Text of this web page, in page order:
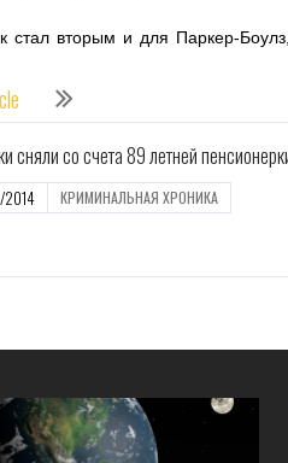
вторым и для Паркер-
сняли со счета 89 летней
КРИМИНАЛЬНАЯ ХРОНИКА